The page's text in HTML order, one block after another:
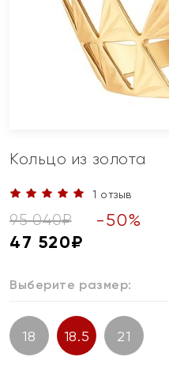
Кольцо из золота
1 отзыв
95 040₽ -50%
47 520₽
Выберите размер:
18 18.5 21